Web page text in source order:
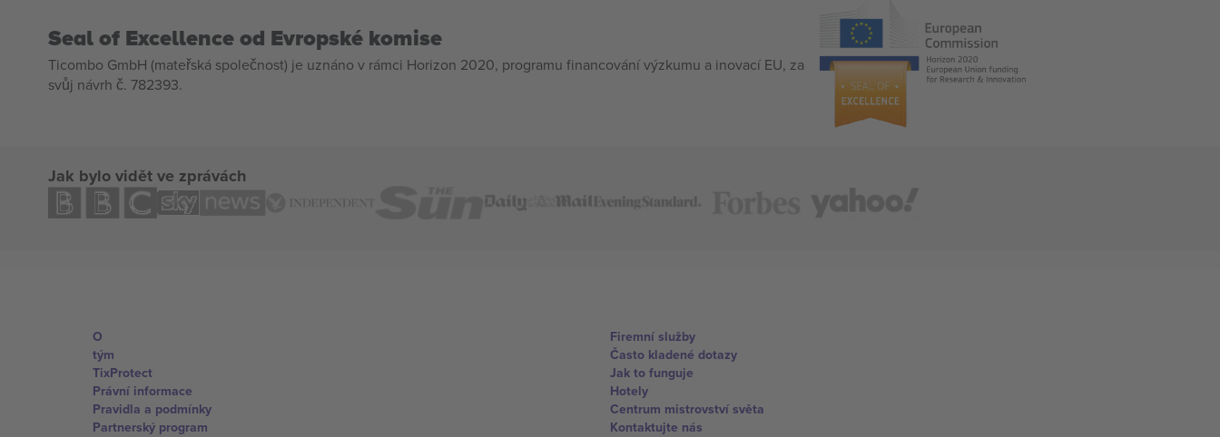
Seal of Excellence od Evropské komise
Ticombo GmbH (mateřská společnost) je uznáno v rámci Horizon 2020, programu financování výzkumu a inovací EU, za
svůj návrh č. 782393.
Jak bylo vidět ve zprávách
O
tým
TixProtect
Právní informace
Pravidla a podmínky
Partnerský program
Firemní služby
Často kladené dotazy
Jak to funguje
Hotely
Centrum mistrovství světa
Kontaktujte nás